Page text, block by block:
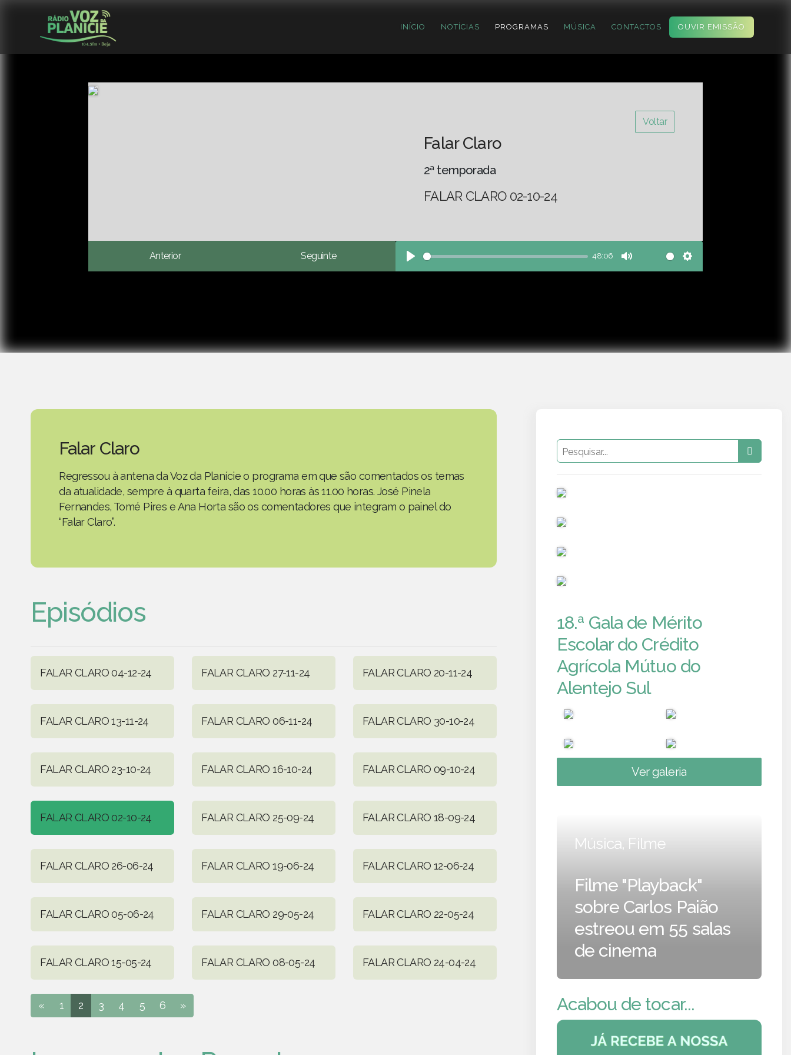
INÍCIO NOTÍCIAS PROGRAMAS MÚSICA CONTACTOS OUVIR EMISSÃO
Voltar
Falar Claro
2ª temporada
FALAR CLARO 02-10-24
Anterior Seguinte
Play
48:06
Mute Settings
Falar Claro
Regressou à antena da Voz da Planície o programa em que são comentados os temas
da atualidade, sempre à quarta feira, das 10.00 horas às 11.00 horas. José Pinela
Fernandes, Tomé Pires e Ana Horta são os comentadores que integram o painel do
“Falar Claro”.
Episódios
FALAR CLARO 04-12-24 FALAR CLARO 27-11-24 FALAR CLARO 20-11-24
FALAR CLARO 13-11-24 FALAR CLARO 06-11-24 FALAR CLARO 30-10-24
FALAR CLARO 23-10-24 FALAR CLARO 16-10-24 FALAR CLARO 09-10-24
FALAR CLARO 02-10-24 FALAR CLARO 25-09-24 FALAR CLARO 18-09-24
FALAR CLARO 26-06-24 FALAR CLARO 19-06-24 FALAR CLARO 12-06-24
FALAR CLARO 05-06-24 FALAR CLARO 29-05-24 FALAR CLARO 22-05-24
FALAR CLARO 15-05-24 FALAR CLARO 08-05-24 FALAR CLARO 24-04-24
« 1 2 3 4 5 6 »
18.ª Gala de Mérito
Escolar do Crédito
Agrícola Mútuo do
Alentejo Sul
Ver galeria
Música, Filme
Filme "Playback"
sobre Carlos Paião
estreou em 55 salas
de cinema
Acabou de tocar...